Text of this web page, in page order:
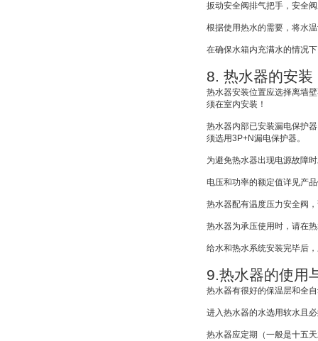
扳动安全阀排气把手，安全
根据使用热水的需要，将水
在确保水箱内充满水的情况
8. 热水器的安装
热水器安装位置应选择离墙
须在室内安装！
热水器内部已安装漏电保护
须选用3P+N漏电保护器。
为避免热水器出现电源故障
电压和功率的额定值详见产
热水器配有温度压力安全阀
热水器为承压使用时，请在
给水和热水系统安装完毕后
9.热水器的使用
热水器有很好的保温层和全
进入热水器的水选用软水且
热水器应定期（一般是十五